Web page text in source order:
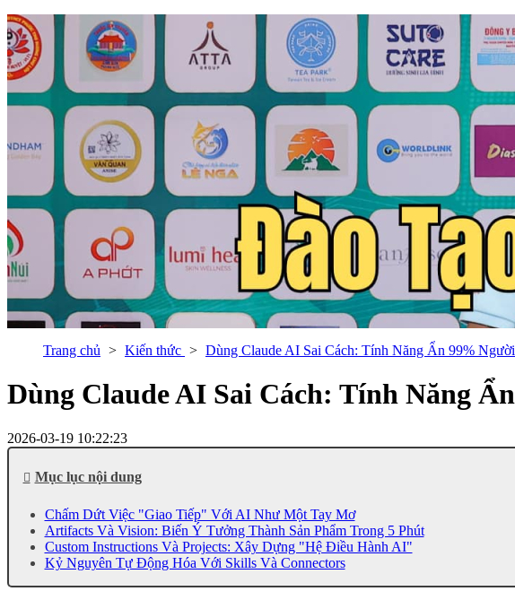
Trang chủ Kiến thức Dùng Claude AI Sai Cách: Tính Năng Ẩn 99%
Dùng Claude AI Sai Cách: Tính Năng
2026-03-19 10:22:23
Mục lục nội dung
Chấm Dứt Việc "Giao Tiếp" Với AI Như Một Tay Mơ
Artifacts Và Vision: Biến Ý Tưởng Thành Sản Phẩm Trong 5 Phút
Custom Instructions Và Projects: Xây Dựng "Hệ Điều Hành AI"
Kỷ Nguyên Tự Động Hóa Với Skills Và Connectors